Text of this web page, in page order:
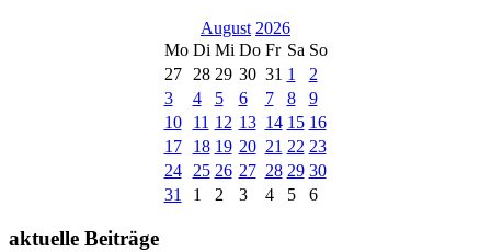
August 2026
Mo Di Mi Do Fr Sa So
27
28 29 30 31 1
2
3
4 5 6 7 8
9
10
11 12 13 14 15 16
17
18 19 20 21 22 23
24
25 26 27 28 29 30
31
1 2 3 4 5 6
aktuelle Beiträge